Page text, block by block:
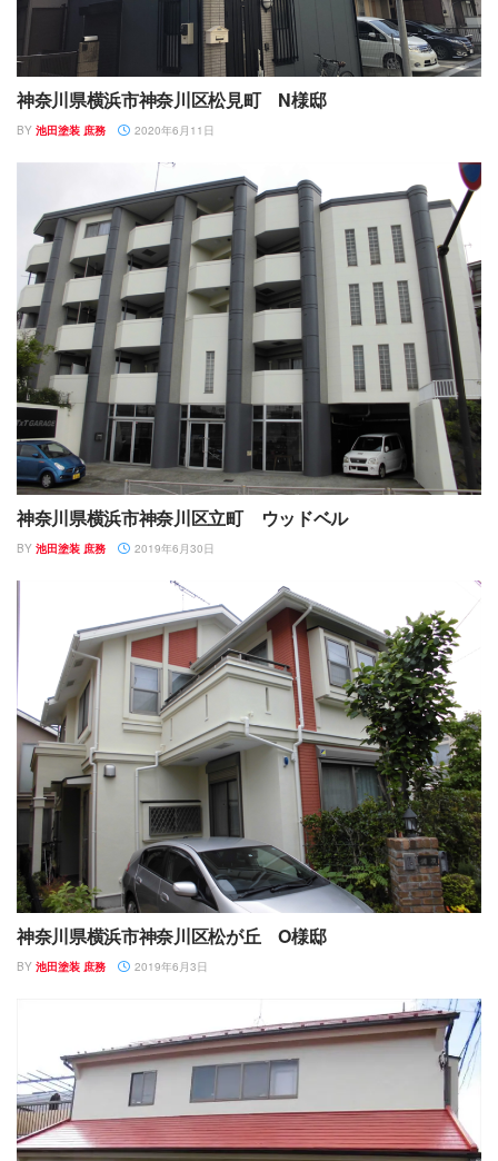
神奈川県横浜市神奈川区松見町 N様邸
BY 池田塗装 庶務 2020年6月11日
神奈川県横浜市神奈川区立町 ウッドベル
BY 池田塗装 庶務 2019年6月30日
神奈川県横浜市神奈川区松が丘 O様邸
BY 池田塗装 庶務 2019年6月3日